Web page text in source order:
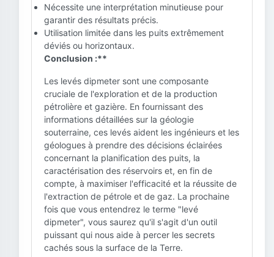
Nécessite une interprétation minutieuse pour
garantir des résultats précis.
Utilisation limitée dans les puits extrêmement
déviés ou horizontaux.
Conclusion :**
Les levés dipmeter sont une composante
cruciale de l'exploration et de la production
pétrolière et gazière. En fournissant des
informations détaillées sur la géologie
souterraine, ces levés aident les ingénieurs et les
géologues à prendre des décisions éclairées
concernant la planification des puits, la
caractérisation des réservoirs et, en fin de
compte, à maximiser l'efficacité et la réussite de
l'extraction de pétrole et de gaz. La prochaine
fois que vous entendrez le terme "levé
dipmeter", vous saurez qu'il s'agit d'un outil
puissant qui nous aide à percer les secrets
cachés sous la surface de la Terre.